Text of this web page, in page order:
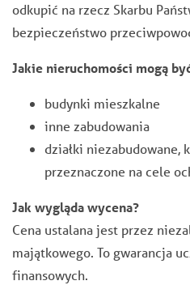
odkupić na rzecz Skarbu
bezpieczeństwo
Jakie nieruchomości mogą
budynki mieszkalne
inne zabudowania
działki niezabudowane,
przeznaczone na cele
Jak wygląda wycena?
Cena ustalana jest przez
majątkowego. To gwarancja
finansowych.